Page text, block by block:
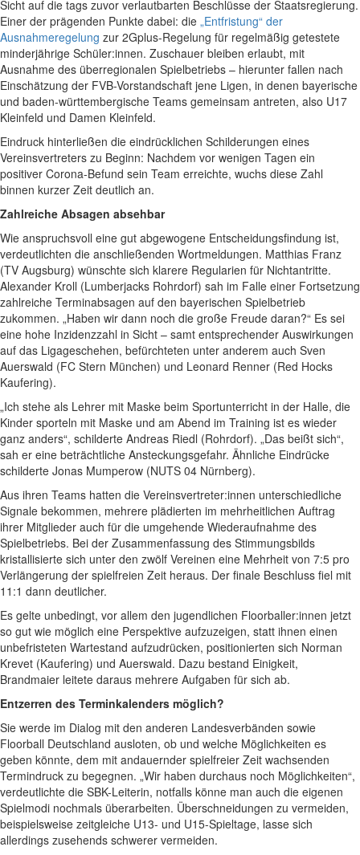
Sicht auf die tags zuvor verlautbarten Beschlüsse der Staatsregierung.
Einer der prägenden Punkte dabei: die „Entfristung“ der
Ausnahmeregelung zur 2Gplus-Regelung für regelmäßig getestete
minderjährige Schüler:innen. Zuschauer bleiben erlaubt, mit
Ausnahme des überregionalen Spielbetriebs – hierunter fallen nach
Einschätzung der FVB-Vorstandschaft jene Ligen, in denen bayerische
und baden-württembergische Teams gemeinsam antreten, also U17
Kleinfeld und Damen Kleinfeld.
Eindruck hinterließen die eindrücklichen Schilderungen eines
Vereinsvertreters zu Beginn: Nachdem vor wenigen Tagen ein
positiver Corona-Befund sein Team erreichte, wuchs diese Zahl
binnen kurzer Zeit deutlich an.
Zahlreiche Absagen absehbar
Wie anspruchsvoll eine gut abgewogene Entscheidungsfindung ist,
verdeutlichten die anschließenden Wortmeldungen. Matthias Franz
(TV Augsburg) wünschte sich klarere Regularien für Nichtantritte.
Alexander Kroll (Lumberjacks Rohrdorf) sah im Falle einer Fortsetzung
zahlreiche Terminabsagen auf den bayerischen Spielbetrieb
zukommen. „Haben wir dann noch die große Freude daran?“ Es sei
eine hohe Inzidenzzahl in Sicht – samt entsprechender Auswirkungen
auf das Ligageschehen, befürchteten unter anderem auch Sven
Auerswald (FC Stern München) und Leonard Renner (Red Hocks
Kaufering).
„Ich stehe als Lehrer mit Maske beim Sportunterricht in der Halle, die
Kinder sporteln mit Maske und am Abend im Training ist es wieder
ganz anders“, schilderte Andreas Riedl (Rohrdorf). „Das beißt sich“,
sah er eine beträchtliche Ansteckungsgefahr. Ähnliche Eindrücke
schilderte Jonas Mumperow (NUTS 04 Nürnberg).
Aus ihren Teams hatten die Vereinsvertreter:innen unterschiedliche
Signale bekommen, mehrere plädierten im mehrheitlichen Auftrag
ihrer Mitglieder auch für die umgehende Wiederaufnahme des
Spielbetriebs. Bei der Zusammenfassung des Stimmungsbilds
kristallisierte sich unter den zwölf Vereinen eine Mehrheit von 7:5 pro
Verlängerung der spielfreien Zeit heraus. Der finale Beschluss fiel mit
11:1 dann deutlicher.
Es gelte unbedingt, vor allem den jugendlichen Floorballer:innen jetzt
so gut wie möglich eine Perspektive aufzuzeigen, statt ihnen einen
unbefristeten Wartestand aufzudrücken, positionierten sich Norman
Krevet (Kaufering) und Auerswald. Dazu bestand Einigkeit,
Brandmaier leitete daraus mehrere Aufgaben für sich ab.
Entzerren des Terminkalenders möglich?
Sie werde im Dialog mit den anderen Landesverbänden sowie
Floorball Deutschland ausloten, ob und welche Möglichkeiten es
geben könnte, dem mit andauernder spielfreier Zeit wachsenden
Termindruck zu begegnen. „Wir haben durchaus noch Möglichkeiten“,
verdeutlichte die SBK-Leiterin, notfalls könne man auch die eigenen
Spielmodi nochmals überarbeiten. Überschneidungen zu vermeiden,
beispielsweise zeitgleiche U13- und U15-Spieltage, lasse sich
allerdings zusehends schwerer vermeiden.